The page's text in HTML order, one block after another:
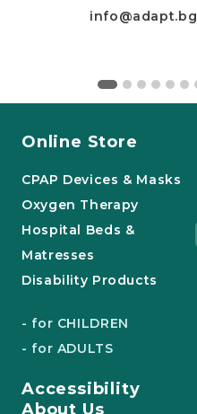
info@adapt.bg
Online Store
CPAP Devices & Masks
Oxygen Therapy
Hospital Beds &
Matresses
Disability Products
- for CHILDREN
- for ADULTS
Accessibility
About Us